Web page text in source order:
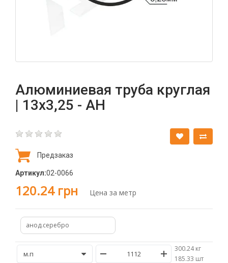
Алюминиевая труба круглая
| 13х3,25 - АН
Предзаказ
Артикул:02-0066
120.24 грн Цена за метр
анод.серебро
300.24 кг
/185.33 шт